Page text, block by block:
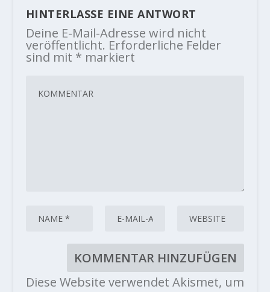
HINTERLASSE EINE ANTWORT
Deine E-Mail-Adresse wird nicht
veröffentlicht. Erforderliche Felder
sind mit * markiert
Diese Website verwendet Akismet, um